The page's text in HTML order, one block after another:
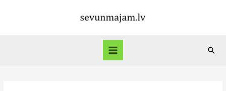
Main